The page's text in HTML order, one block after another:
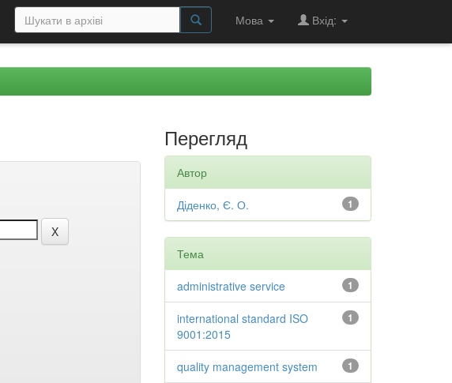
Мова Вхід:
Перегляд
Автор
1
Діденко, Є. О.
Тема
1
administrative service
1
international standard ISO
9001:2015
1
quality management system